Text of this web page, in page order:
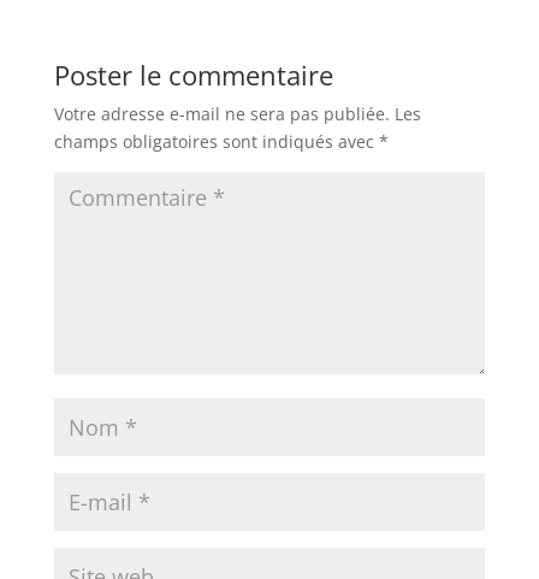
Poster le commentaire
Votre adresse e-mail ne sera pas publiée. Les
champs obligatoires sont indiqués avec *